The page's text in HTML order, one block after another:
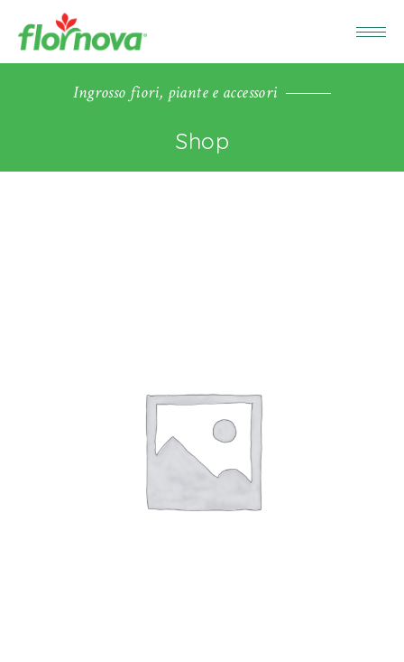
Ingrosso fiori, piante e accessori
Shop